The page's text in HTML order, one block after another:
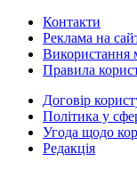
Контакти
Реклама на
Використання
Правила
Договір
Політика у
Угода щодо
Редакція